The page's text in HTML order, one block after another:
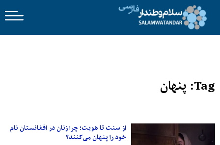
Tag: پنهان
از سنت تا هویت؛ چرا زنان در افغانستان نام
خود را پنهان می‌کنند؟